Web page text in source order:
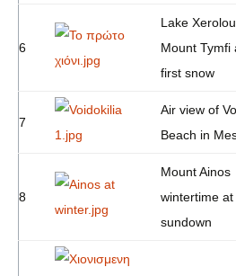
6
Lake
Mount Tymfi
first snow
7
Air view of
Beach in
8
Mount Ainos
wintertime at
sundown